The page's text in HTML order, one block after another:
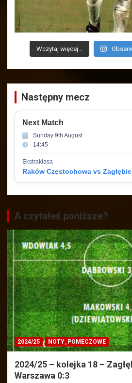
Wczytaj więcej...
Następny mecz
Next Match
Sunday 9th August
14:45
Ekstraklasa
Raków Częstochowa vs
A czytałeś poniższe?
2024/25 NOTY_POMECZOWE
2024/25 – kolejka 18 –
Warszawa 0:3